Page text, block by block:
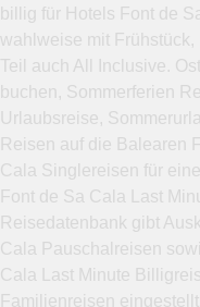
billig für Hotels Font de
wahlweise mit
Teil auch All Inclusive.
buchen, Sommerferien
Urlaubsreise,
Reisen auf die Balearen
Cala Singlereisen für
Font de Sa Cala Last
Reisedatenbank gibt
Cala Pauschalreisen
Cala Last Minute
Familienreisen